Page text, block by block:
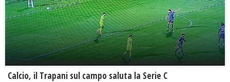
Calcio, il Trapani sul campo saluta la Serie C